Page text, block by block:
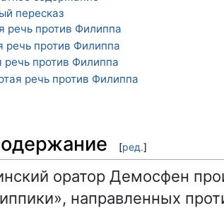
пересказ
речь против Филиппа
речь против Филиппа
речь против Филиппа
речь против Филиппа
[ред.]
оратор Демосфен
направленных